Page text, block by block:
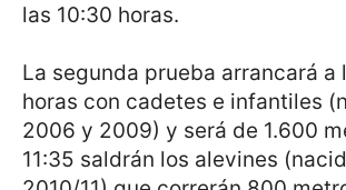
las 10:30 horas.
La segunda prueba arrancará a
horas con cadetes e infantiles
2006 y 2009) y será de 1.600
11:35 saldrán los alevines